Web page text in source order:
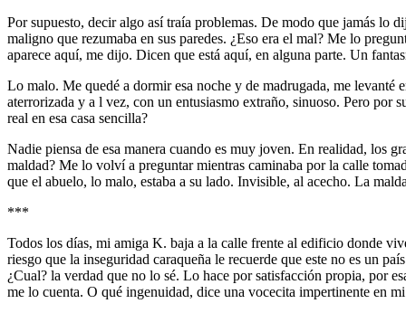
Por supuesto, decir algo así traía problemas. De modo que jamás lo
maligno que rezumaba en sus paredes. ¿Eso era el mal? Me lo
aparece aquí, me dijo. Dicen que está aquí, en alguna parte. Un
Lo malo. Me quedé a dormir esa noche y de madrugada, me levanté
aterrorizada y a l vez, con un entusiasmo extraño, sinuoso. Pero por
real en esa casa sencilla?
Nadie piensa de esa manera cuando es muy joven. En realidad, los
maldad? Me lo volví a preguntar mientras caminaba por la calle
que el abuelo, lo malo, estaba a su lado. Invisible, al acecho. La
***
Todos los días, mi amiga K. baja a la calle frente al edificio donde
riesgo que la inseguridad caraqueña le recuerde que este no es un
¿Cual? la verdad que no lo sé. Lo hace por satisfacción propia, por
me lo cuenta. O qué ingenuidad, dice una vocecita impertinente en